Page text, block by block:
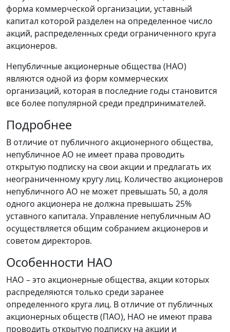
форма коммерческой организации, уставный
капитал которой разделен на определенное число
акций, распределенных среди ограниченного круга
акционеров.
Непубличные акционерные общества (НАО)
являются одной из форм коммерческих
организаций, которая в последние годы становится
все более популярной среди предпринимателей.
Подробнее
В отличие от публичного акционерного общества,
непубличное АО не имеет права проводить
открытую подписку на свои акции и предлагать их
неограниченному кругу лиц. Количество акционеров
непубличного АО не может превышать 50, а доля
одного акционера не должна превышать 25%
уставного капитала. Управление непубличным АО
осуществляется общим собранием акционеров и
советом директоров.
Особенности НАО
НАО – это акционерные общества, акции которых
распределяются только среди заранее
определенного круга лиц. В отличие от публичных
акционерных обществ (ПАО), НАО не имеют права
проводить открытую подписку на акции и